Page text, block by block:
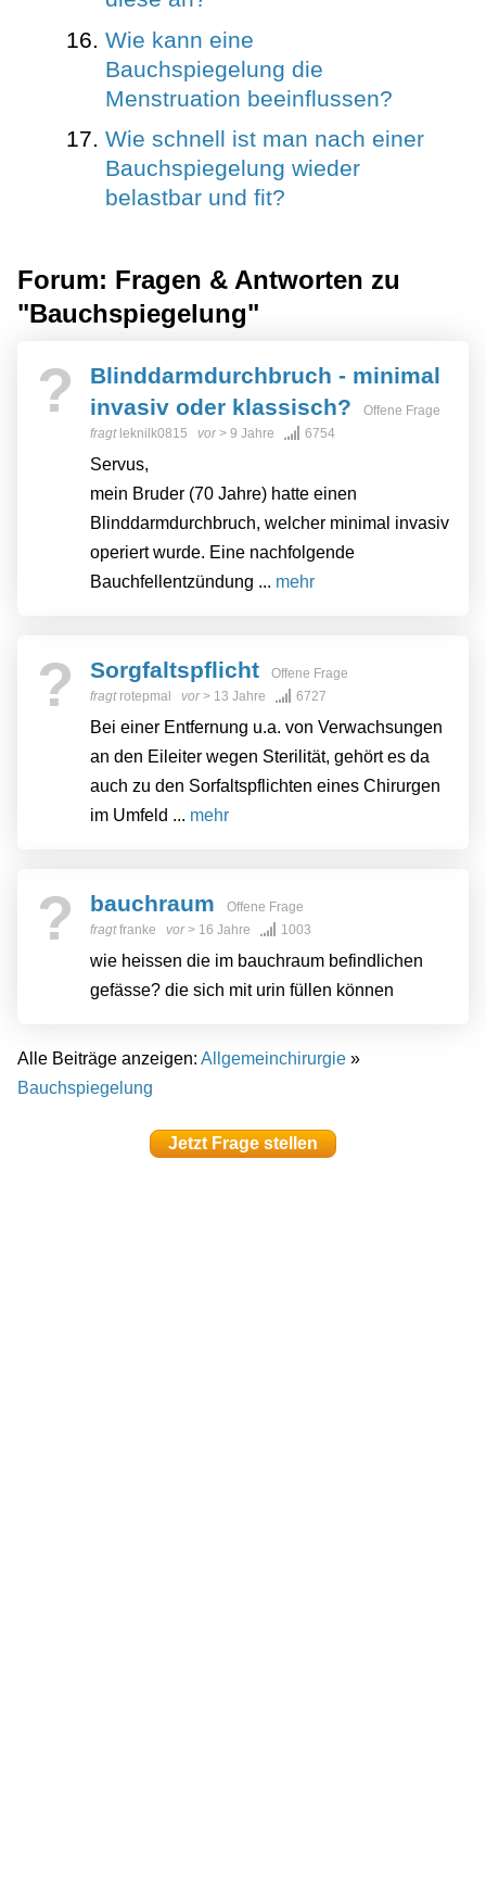
Wie kann eine
Bauchspiegelung die
Menstruation beeinflussen?
Wie schnell ist man nach einer
Bauchspiegelung wieder
belastbar und fit?
Forum: Fragen & Antworten zu
"Bauchspiegelung"
?
Blinddarmdurchbruch - minimal
invasiv oder klassisch?
Offene Frage
fragt leknilk0815 vor> 9 Jahre 6754
Servus,
mein Bruder (70 Jahre) hatte einen
Blinddarmdurchbruch, welcher minimal invasiv
operiert wurde. Eine nachfolgende
Bauchfellentzündung ... mehr
? Sorgfaltspflicht
Offene Frage
fragt rotepmal vor> 13 Jahre 6727
Bei einer Entfernung u.a. von Verwachsungen
an den Eileiter wegen Sterilität, gehört es da
auch zu den Sorfaltspflichten eines Chirurgen
im Umfeld ... mehr
? bauchraum
Offene Frage
fragtfranke vor> 16 Jahre 1003
wie heissen die im bauchraum befindlichen
gefässe? die sich mit urin füllen können
Alle Beiträge anzeigen: Allgemeinchirurgie »
Bauchspiegelung
Jetzt Frage stellen